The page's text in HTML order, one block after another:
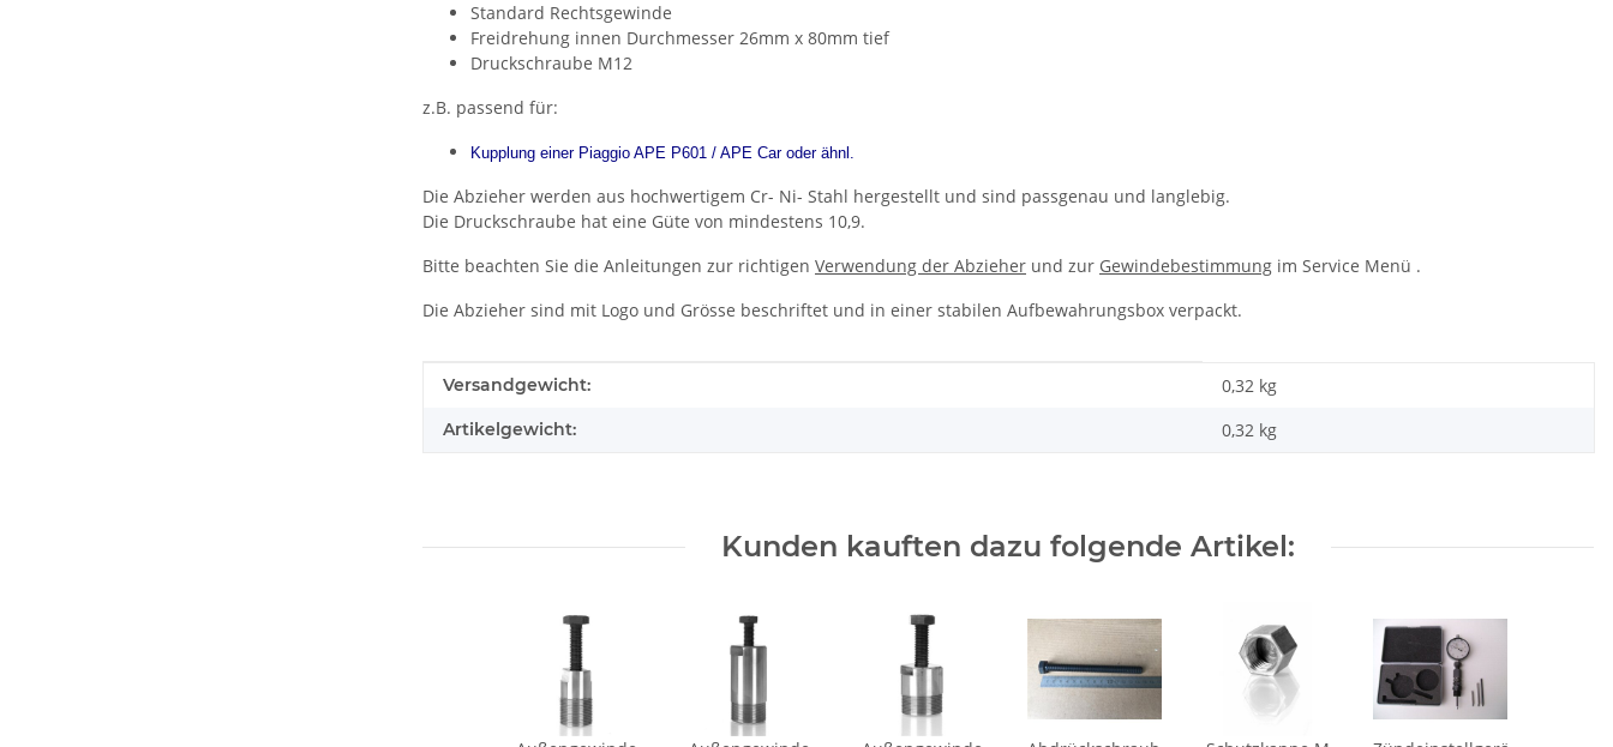
Standard Rechtsgewinde
Freidrehung innen Durchmesser 26mm x 80mm tief
Druckschraube M12
z.B. passend für:
Kupplung einer Piaggio APE P601 / APE Car oder ähnl.
Die Abzieher werden aus hochwertigem Cr- Ni- Stahl hergestellt und sind passgenau und langlebig.
Die Druckschraube hat eine Güte von mindestens 10,9.
Bitte beachten Sie die Anleitungen zur richtigen Verwendung der Abzieher und zur Gewindebestimmung im Service Menü .
Die Abzieher sind mit Logo und Grösse beschriftet und in einer stabilen Aufbewahrungsbox verpackt.
Produkteigenschaft
Wert
Versandgewicht: 0,32 kg
Artikelgewicht: 0,32 kg
Kunden kauften dazu folgende Artikel: